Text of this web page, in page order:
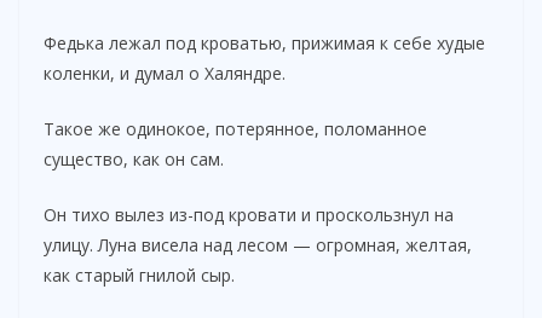
Федька лежал под кроватью, прижимая к себе худые
коленки, и думал о Халяндре.
Такое же одинокое, потерянное, поломанное
существо, как он сам.
Он тихо вылез из-под кровати и проскользнул на
улицу. Луна висела над лесом — огромная, желтая,
как старый гнилой сыр.